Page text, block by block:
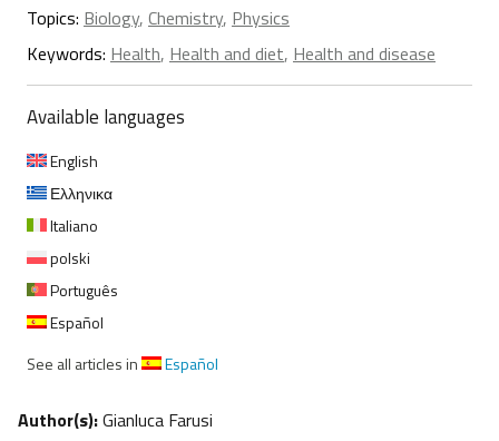
Topics: Biology, Chemistry, Physics
Keywords: Health, Health and diet, Health and disease
Available languages
English
Ελληνικα
Italiano
polski
Português
Español
See all articles in
Español
Author(s):Gianluca Farusi